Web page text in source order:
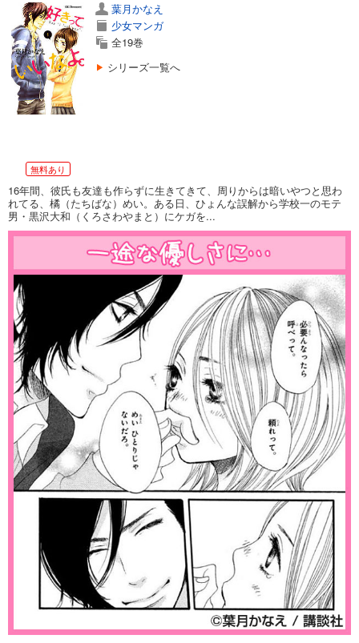
無料あり
葉月かなえ
少女マンガ
全19巻
シリーズ一覧へ
16年間、彼氏も友達も作らずに生きてきて、周りからは暗いやつと思わ
れてる、橘（たちばな）めい。ある日、ひょんな誤解から学校一のモテ
男・黒沢大和（くろさわやまと）にケガを...